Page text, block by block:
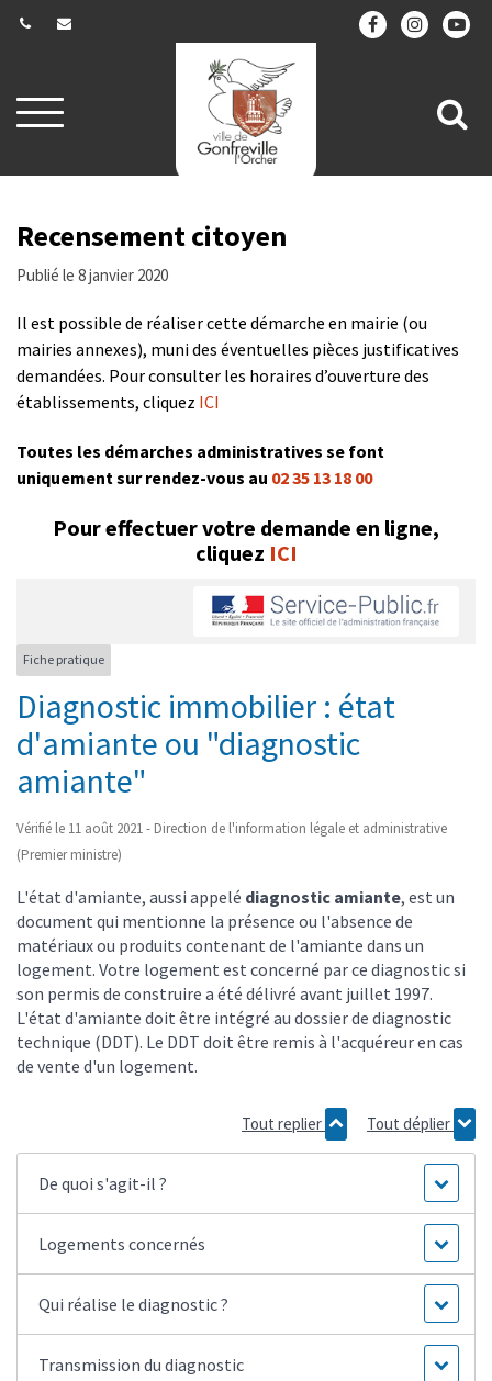
Aller
à
navigation
à
Recensement citoyen
Publié le 8 janvier 2020
Il est possible de réaliser cette démarche en mairie (ou
mairies annexes), muni des éventuelles pièces justificatives
demandées. Pour consulter les horaires d’ouverture des
établissements, cliquez ICI
Toutes les démarches administratives se font
uniquement sur rendez-vous au 02 35 13 18 00
Pour effectuer votre demande en ligne,
cliquez ICI
Fiche pratique
Diagnostic immobilier : état
d'amiante ou "diagnostic
amiante"
Vérifié le 11 août 2021 - Direction de l'information légale et administrative
(Premier ministre)
L'état d'amiante, aussi appelé diagnostic amiante, est un
document qui mentionne la présence ou l'absence de
matériaux ou produits contenant de l'amiante dans un
logement. Votre logement est concerné par ce diagnostic si
son permis de construire a été délivré avant juillet 1997.
L'état d'amiante doit être intégré au dossier de diagnostic
technique (DDT). Le DDT doit être remis à l'acquéreur en cas
de vente d'un logement.
Tout replier Tout déplier
De quoi s'agit-il ?
Logements concernés
Qui réalise le diagnostic ?
Transmission du diagnostic